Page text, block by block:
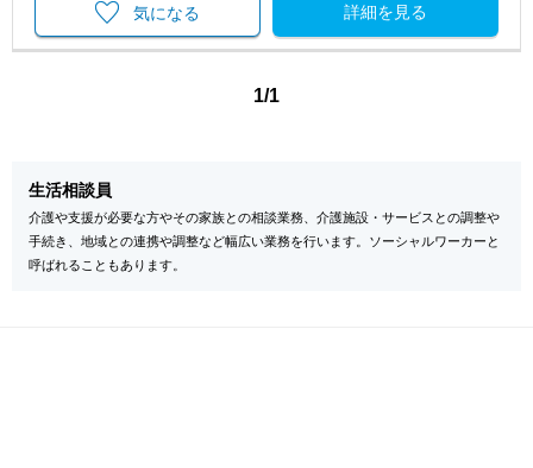
詳細を見る
気になる
1/1
生活相談員
介護や支援が必要な方やその家族との相談業務、介護施設・サービスとの調整や
手続き、地域との連携や調整など幅広い業務を行います。ソーシャルワーカーと
呼ばれることもあります。